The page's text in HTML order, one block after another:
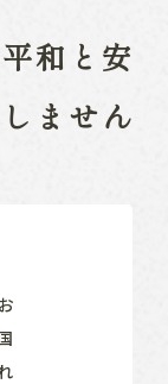
和と安
ません